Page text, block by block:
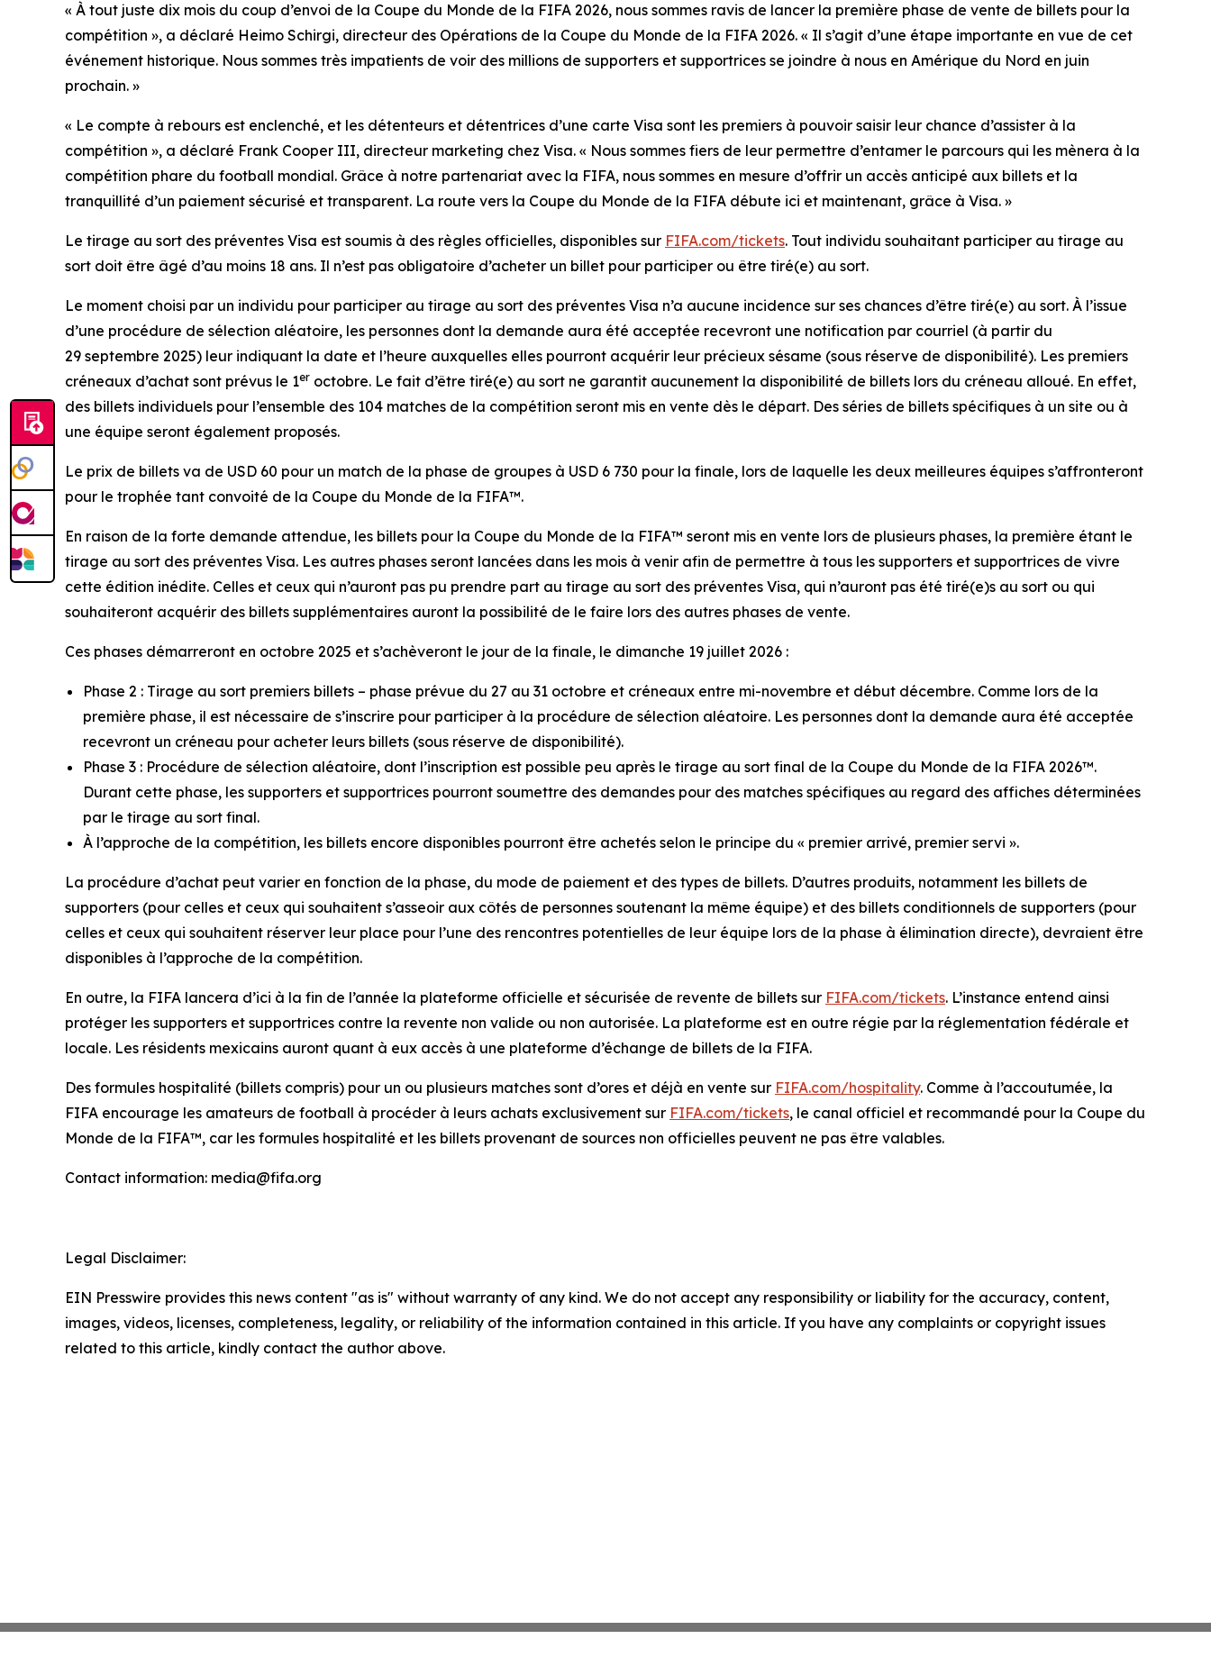
« À tout juste dix mois du coup d’envoi de la Coupe du Monde de la FIFA 2026, nous sommes ravis de lancer la première phase de vente de billets pour la
compétition », a déclaré Heimo Schirgi, directeur des Opérations de la Coupe du Monde de la FIFA 2026. « Il s’agit d’une étape importante en vue de cet
événement historique. Nous sommes très impatients de voir des millions de supporters et supportrices se joindre à nous en Amérique du Nord en juin
prochain. »
« Le compte à rebours est enclenché, et les détenteurs et détentrices d’une carte Visa sont les premiers à pouvoir saisir leur chance d’assister à la
compétition », a déclaré Frank Cooper III, directeur marketing chez Visa. « Nous sommes fiers de leur permettre d’entamer le parcours qui les mènera à la
compétition phare du football mondial. Grâce à notre partenariat avec la FIFA, nous sommes en mesure d’offrir un accès anticipé aux billets et la
tranquillité d’un paiement sécurisé et transparent. La route vers la Coupe du Monde de la FIFA débute ici et maintenant, grâce à Visa. »
Le tirage au sort des préventes Visa est soumis à des règles officielles, disponibles sur FIFA.com/tickets. Tout individu souhaitant participer au tirage au
sort doit être âgé d’au moins 18 ans. Il n’est pas obligatoire d’acheter un billet pour participer ou être tiré(e) au sort.
Le moment choisi par un individu pour participer au tirage au sort des préventes Visa n’a aucune incidence sur ses chances d’être tiré(e) au sort. À l’issue
d’une procédure de sélection aléatoire, les personnes dont la demande aura été acceptée recevront une notification par courriel (à partir du
29 septembre 2025) leur indiquant la date et l’heure auxquelles elles pourront acquérir leur précieux sésame (sous réserve de disponibilité). Les premiers
créneaux d’achat sont prévus le 1er octobre. Le fait d’être tiré(e) au sort ne garantit aucunement la disponibilité de billets lors du créneau alloué. En effet,
des billets individuels pour l’ensemble des 104 matches de la compétition seront mis en vente dès le départ. Des séries de billets spécifiques à un site ou à
une équipe seront également proposés.
Le prix de billets va de USD 60 pour un match de la phase de groupes à USD 6 730 pour la finale, lors de laquelle les deux meilleures équipes s’affronteront
pour le trophée tant convoité de la Coupe du Monde de la FIFA™.
En raison de la forte demande attendue, les billets pour la Coupe du Monde de la FIFA™ seront mis en vente lors de plusieurs phases, la première étant le
tirage au sort des préventes Visa. Les autres phases seront lancées dans les mois à venir afin de permettre à tous les supporters et supportrices de vivre
cette édition inédite. Celles et ceux qui n’auront pas pu prendre part au tirage au sort des préventes Visa, qui n’auront pas été tiré(e)s au sort ou qui
souhaiteront acquérir des billets supplémentaires auront la possibilité de le faire lors des autres phases de vente.
Ces phases démarreront en octobre 2025 et s’achèveront le jour de la finale, le dimanche 19 juillet 2026 :
Phase 2 : Tirage au sort premiers billets – phase prévue du 27 au 31 octobre et créneaux entre mi-novembre et début décembre. Comme lors de la
première phase, il est nécessaire de s’inscrire pour participer à la procédure de sélection aléatoire. Les personnes dont la demande aura été acceptée
recevront un créneau pour acheter leurs billets (sous réserve de disponibilité).
Phase 3 : Procédure de sélection aléatoire, dont l’inscription est possible peu après le tirage au sort final de la Coupe du Monde de la FIFA 2026™.
Durant cette phase, les supporters et supportrices pourront soumettre des demandes pour des matches spécifiques au regard des affiches déterminées
par le tirage au sort final.
À l’approche de la compétition, les billets encore disponibles pourront être achetés selon le principe du « premier arrivé, premier servi ».
La procédure d’achat peut varier en fonction de la phase, du mode de paiement et des types de billets. D’autres produits, notamment les billets de
supporters (pour celles et ceux qui souhaitent s’asseoir aux côtés de personnes soutenant la même équipe) et des billets conditionnels de supporters (pour
celles et ceux qui souhaitent réserver leur place pour l’une des rencontres potentielles de leur équipe lors de la phase à élimination directe), devraient être
disponibles à l’approche de la compétition.
En outre, la FIFA lancera d’ici à la fin de l’année la plateforme officielle et sécurisée de revente de billets sur FIFA.com/tickets. L’instance entend ainsi
protéger les supporters et supportrices contre la revente non valide ou non autorisée. La plateforme est en outre régie par la réglementation fédérale et
locale. Les résidents mexicains auront quant à eux accès à une plateforme d’échange de billets de la FIFA.
Des formules hospitalité (billets compris) pour un ou plusieurs matches sont d’ores et déjà en vente sur FIFA.com/hospitality. Comme à l’accoutumée, la
FIFA encourage les amateurs de football à procéder à leurs achats exclusivement sur FIFA.com/tickets, le canal officiel et recommandé pour la Coupe du
Monde de la FIFA™, car les formules hospitalité et les billets provenant de sources non officielles peuvent ne pas être valables.
Contact information: media@fifa.org
Legal Disclaimer:
EIN Presswire provides this news content "as is" without warranty of any kind. We do not accept any responsibility or liability for the accuracy, content,
images, videos, licenses, completeness, legality, or reliability of the information contained in this article. If you have any complaints or copyright issues
related to this article, kindly contact the author above.